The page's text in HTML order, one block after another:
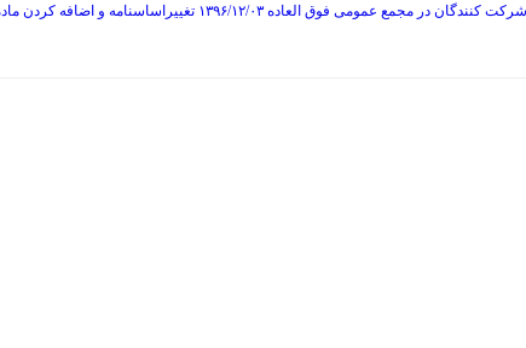
پیام برای شرکت کنندگان در مجمع عمومی فوق العاده سال ۱۳۹۳/۹/